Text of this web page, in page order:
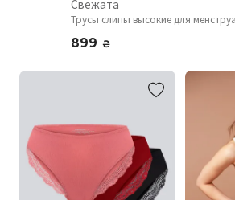
Свежата
Трусы слипы высокие для
899 ₴